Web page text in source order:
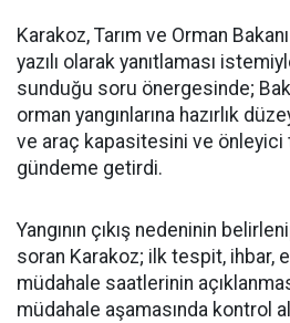
Karakoz, Tarım ve Orman
yazılı olarak yanıtlaması
sunduğu soru önergesinde;
orman yangınlarına hazırlık
ve araç kapasitesini ve
gündeme getirdi.
Yangının çıkış nedeninin
soran Karakoz; ilk tespit, ihbar,
müdahale saatlerinin
müdahale aşamasında kontrol